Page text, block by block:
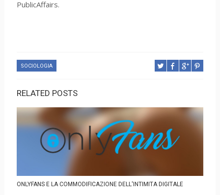
PublicAffairs.
SOCIOLOGIA
RELATED POSTS
ONLYFANS E LA COMMODIFICAZIONE DELL'INTIMITA DIGITALE